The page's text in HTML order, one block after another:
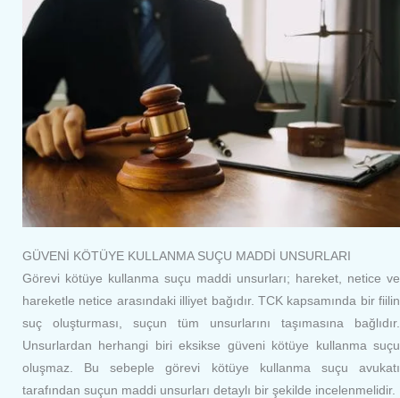
GÜVENİ KÖTÜYE KULLANMA SUÇU MADDİ UNSURLARI
Görevi kötüye kullanma suçu maddi unsurları; hareket, netice ve
hareketle netice arasındaki illiyet bağıdır. TCK kapsamında bir fiilin
suç oluşturması, suçun tüm unsurlarını taşımasına bağlıdır.
Unsurlardan herhangi biri eksikse güveni kötüye kullanma suçu
oluşmaz. Bu sebeple görevi kötüye kullanma suçu avukatı
tarafından suçun maddi unsurları detaylı bir şekilde incelenmelidir.